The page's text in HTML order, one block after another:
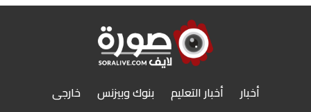
أخبار أخبار التعليم بنوك وبيزنس
خارجى